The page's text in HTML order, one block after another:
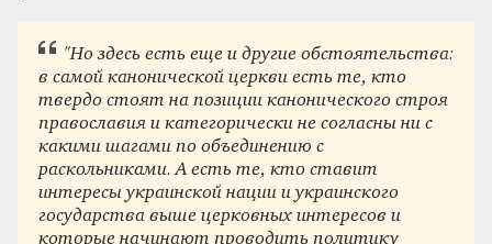
"Но здесь есть еще и другие обстоятельства:
в самой канонической церкви есть те, кто
твердо стоят на позиции канонического строя
православия и категорически не согласны ни с
какими шагами по объединению с
раскольниками. А есть те, кто ставит
интересы украинской нации и украинского
государства выше церковных интересов и
которые начинают проводить политику